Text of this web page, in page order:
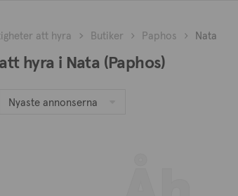
att hyra Butiker Paphos Nata
hyra i Nata (Paphos)
Nyaste annonserna